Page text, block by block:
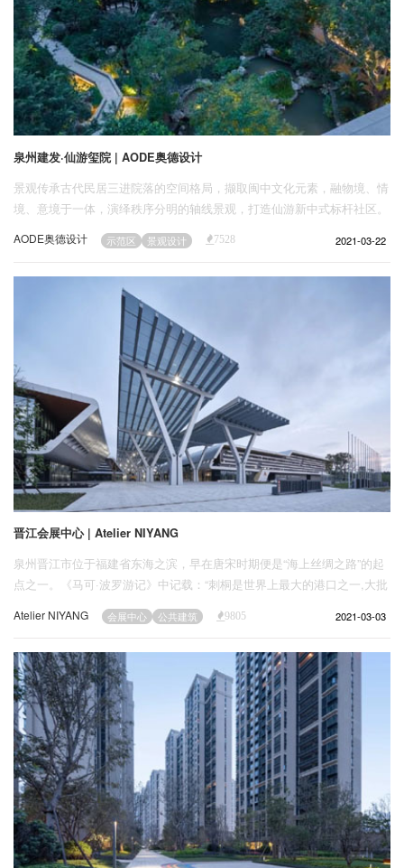
泉州建发·仙游玺院 | AODE奥德设计
景观传承古代民居三进院落的空间格局，撷取闽中文化元素，融物境、情
境、意境于一体，演绎秩序分明的轴线景观，打造仙游新中式标杆社区。
AODE奥德设计 示范区 景观设计 7528 2021-03-22
晋江会展中心 | Atelier NIYANG
泉州晋江市位于福建省东海之滨，早在唐宋时期便是“海上丝绸之路”的起
点之一。《马可·波罗游记》中记载：“刺桐是世界上最大的港口之一,大批
商人云集这里，货物堆积如山。”刺桐即为晋江古称，改革开放后，晋江
市的制造业和市场商贸业日益发达，逐渐发展出了“鞋博会”“纺织衣博
加，政府决定在晋江市博览新区建设一座大型的国际化会展中心。
Atelier NIYANG 会展中心 公共建筑 9805 2021-03-03